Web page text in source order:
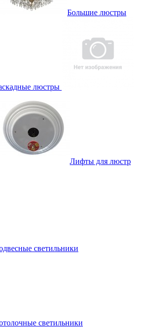
Большие люстры
люстры
Лифты для люстр
светильники
светильники